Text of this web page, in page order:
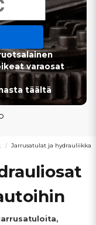
varaosat
täältä
Jarrusatulat ja hydrauliikka